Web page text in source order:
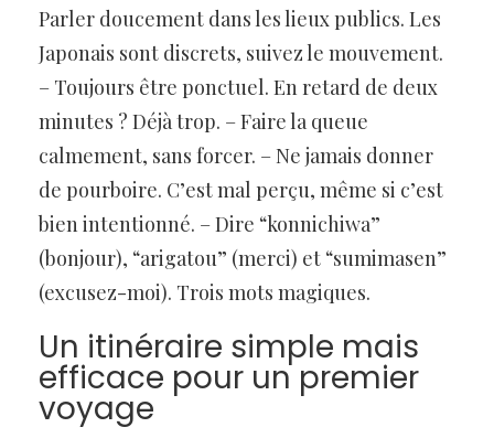
Parler doucement dans les lieux publics. Les
Japonais sont discrets, suivez le mouvement.
– Toujours être ponctuel. En retard de deux
minutes ? Déjà trop. – Faire la queue
calmement, sans forcer. – Ne jamais donner
de pourboire. C’est mal perçu, même si c’est
bien intentionné. – Dire “konnichiwa”
(bonjour), “arigatou” (merci) et “sumimasen”
(excusez-moi). Trois mots magiques.
Un itinéraire simple mais
efficace pour un premier
voyage